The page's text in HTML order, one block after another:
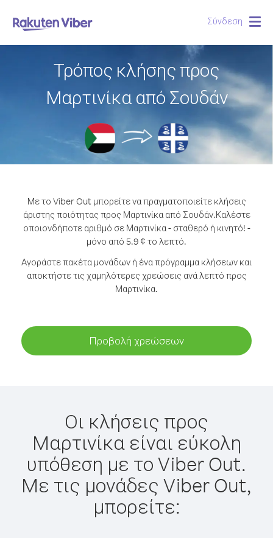
Σύνδεση
Τρόπος κλήσης προς
Μαρτινίκα από Σουδάν
Με το Viber Out μπορείτε να πραγματοποιείτε κλήσεις
άριστης ποιότητας προς Μαρτινίκα από Σουδάν.Καλέστε
οποιονδήποτε αριθμό σε Μαρτινίκα - σταθερό ή κινητό! -
μόνο από 5.9 ¢ το λεπτό.
Αγοράστε πακέτα μονάδων ή ένα πρόγραμμα κλήσεων και
αποκτήστε τις χαμηλότερες χρεώσεις ανά λεπτό προς
Μαρτινίκα.
Προβολή χρεώσεων
Οι κλήσεις προς
Μαρτινίκα είναι εύκολη
υπόθεση με το Viber Out.
Με τις μονάδες Viber Out,
μπορείτε: